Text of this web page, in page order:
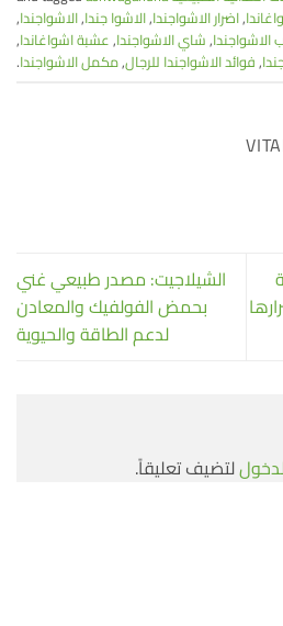
,اضرار الاشواجندا,الاشوا جندا,الاشواجندا,
الاشواجندا,شاي الاشواجندا,عشبة اشواغاندا,
,فوائد الاشواجندا للرجال,مكمل الاشواجندا.
الشيلاجيت: مصدر طبيعي غني
بحمض الفولفيك والمعادن
لدعم الطاقة والحيوية
لتضيف تعليقاً.